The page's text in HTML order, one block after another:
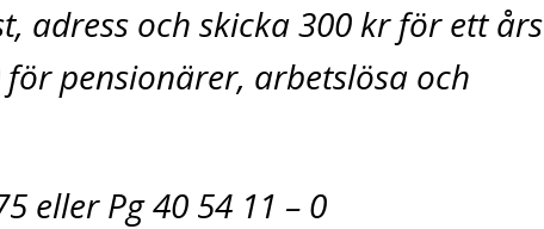
adress och skicka 300 kr för ett års
pensionärer, arbetslösa och
eller Pg 40 54 11 – 0